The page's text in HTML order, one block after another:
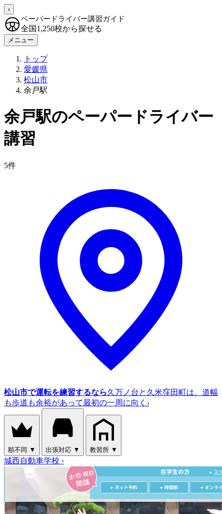
‹
ペーパードライバー講習ガイド
全国1,250校から探せる
メニュー
トップ
愛媛県
松山市
余戸駅
余戸駅のペーパードライバー
講習
5件
松山市で運転を練習するなら久万ノ台と久米窪田町は、道幅
も歩道も余裕があって最初の一周に向く ›
順不同 ▼ 出張対応 ▼ 教習所 ▼
城西自動車学校 ›